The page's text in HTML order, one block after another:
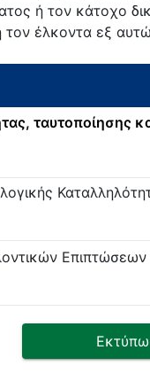
ή τον κάτοχο
τον έλκοντα εξ
ταυτοποίησης